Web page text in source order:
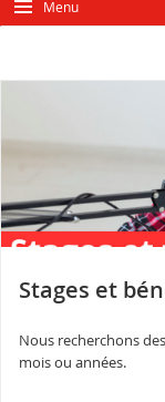
Menu
Stages et
Nous recherchons
mois ou années.